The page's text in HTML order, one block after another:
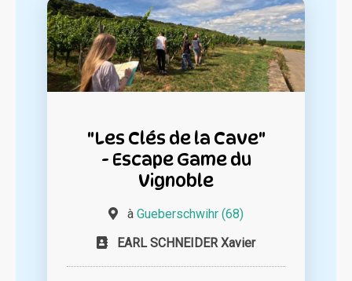
"Les Clés de la Cave"
- Escape Game du
Vignoble
à Gueberschwihr (68)
EARL SCHNEIDER Xavier